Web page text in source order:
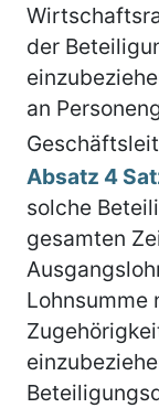
der
an
Absatz 4
solche
gesamten
Lohnsumme